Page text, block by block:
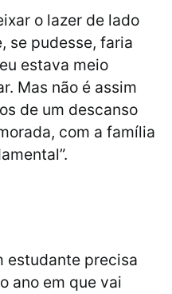
o lazer de lado
se pudesse, faria
estava meio
Mas não é assim
de um descanso
com a família
estudante precisa
ano em que vai